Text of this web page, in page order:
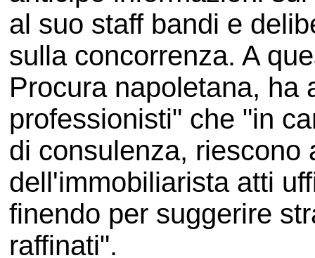
al suo staff bandi e
sulla concorrenza. A
Procura napoletana, ha
professionisti" che "in
di consulenza, riescono
dell'immobiliarista atti
finendo per suggerire
raffinati".